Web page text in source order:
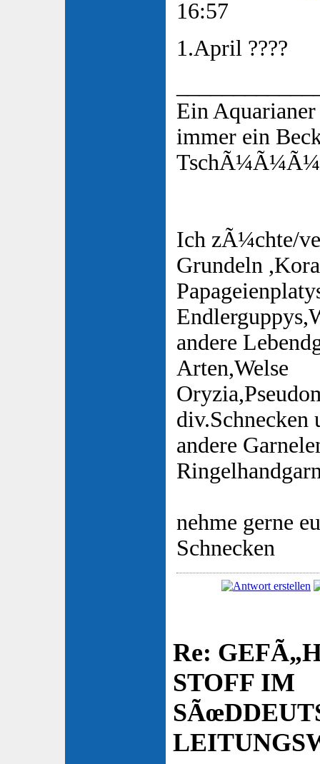
16:57
1.April ????
Ein
immer ein
Ich zÃ¼chte/
Grundeln
andere
Arten,Welse
div.Schnecken
andere
nehme gerne
Schnecken
Re:
STOFF IM